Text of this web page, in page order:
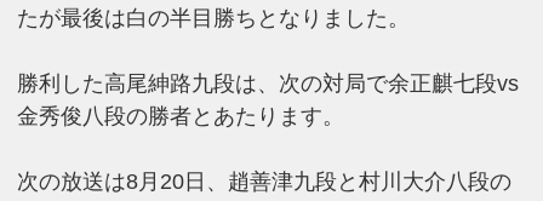
たが最後は白の半目勝ちとなりました。
勝利した高尾紳路九段は、次の対局で余正麒七段vs
金秀俊八段の勝者とあたります。
次の放送は8月20日、趙善津九段と村川大介八段の